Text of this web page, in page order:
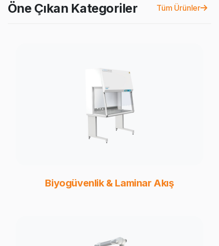
Öne Çıkan Kategoriler Tüm Ürünler
Biyogüvenlik & Laminar Akış